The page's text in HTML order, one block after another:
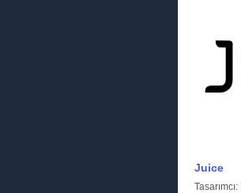
Juice
Tasarımcı: